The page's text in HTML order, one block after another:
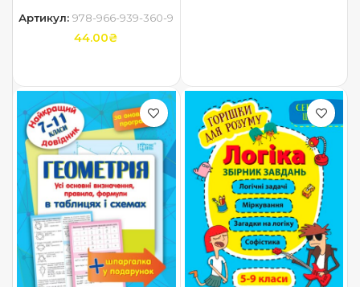
Артикул:978-966-939-360-9
44.00₴